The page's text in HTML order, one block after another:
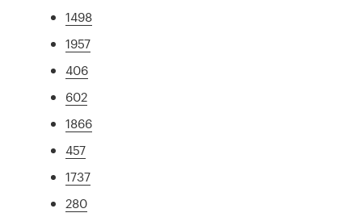
1498
1957
406
602
1866
457
1737
280